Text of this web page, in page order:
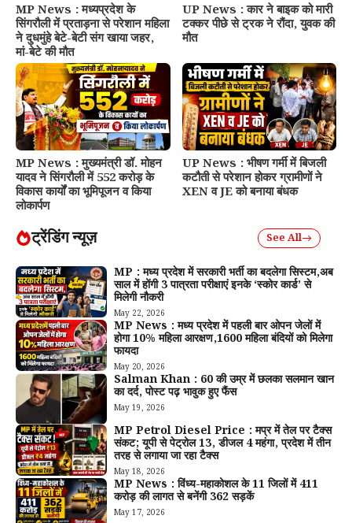
MP News : मध्यप्रदेश के
सिंगरौली में प्रताड़ना से परेशान महिला
ने दुधमुंहे बेटे-बेटी संग खाया जहर,
मां-बेटे की मौत
UP News : कार ने बाइक को मारी
टक्कर पीछे से ट्रक ने रौंदा, युवक की
मौत
MP News : मुख्यमंत्री डॉ. मोहन
यादव ने सिंगरौली में 552 करोड़ के
विकास कार्यों का भूमिपूजन व किया
लोकार्पण
UP News : भीषण गर्मी में बिजली
कटौती से परेशान होकर ग्रामीणों ने
XEN व JE को बनाया बंधक
ट्रेंडिंग न्यूज़ See All
MP : मध्य प्रदेश में सरकारी भर्ती का बदलेगा सिस्टम,अब
साल में होंगी 3 पात्रता परीक्षाएं इनके ‘स्कोर कार्ड’ से
मिलेगी नौकरी
May 22, 2026
MP News : मध्य प्रदेश में पहली बार ओपन जेलों में
होगा 10% महिला आरक्षण,1600 महिला बंदियों को मिलेगा
फायदा
May 20, 2026
Salman Khan : 60 की उम्र में छलका सलमान खान
का दर्द, पोस्ट पढ़ भावुक हुए फैंस
May 19, 2026
MP Petrol Diesel Price : मप्र में तेल पर टैक्स
संकट; यूपी से पेट्रोल ₹13, डीजल ₹4 महंगा, प्रदेश में तीन
तरह से लगाया जा रहा टैक्स
May 18, 2026
MP News : विंध्य-महाकोशल के 11 जिलों में 411
करोड़ की लागत से बनेंगी 362 सड़कें
May 17, 2026